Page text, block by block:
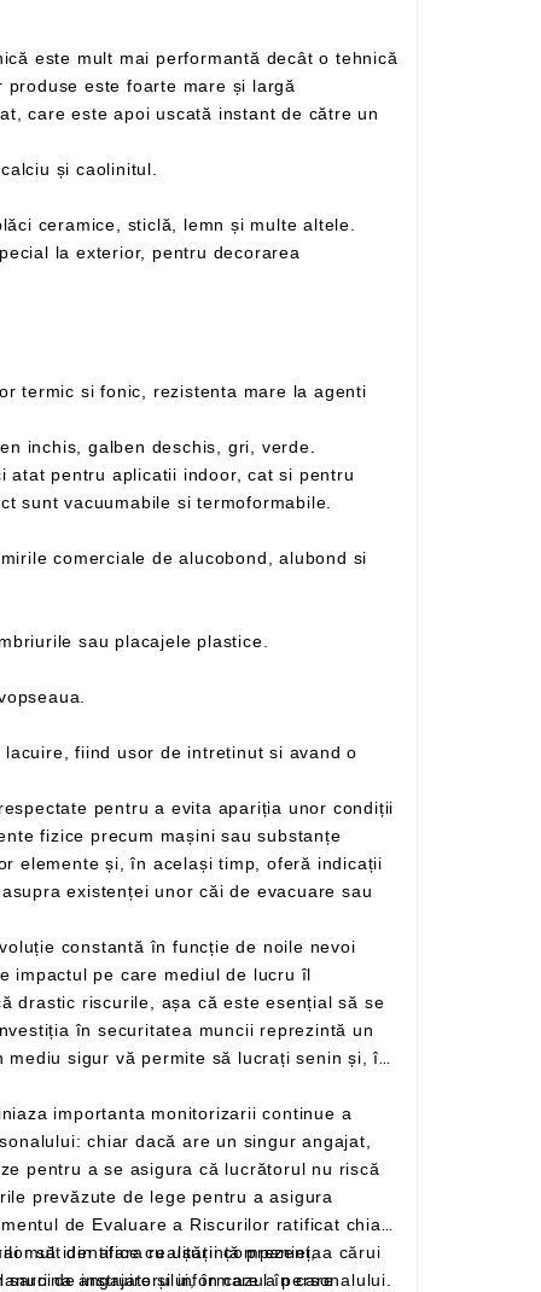
obișnuită de printare digitală. Atât calitatea sa net superioară, cât și versarilitatea sa pe imprimarea diferitelor produse este foarte mare și largă
carbonatul de calciu și caolinitul.
Se poate folosi pe o gamă largă de materiale, astfel încât se poate imprima pe plastic, metal, hârtie, carton, plăci ceramice, sticlă, lemn și multe altele.
– Gama de culori disponibile in permanenta in stoc: rosu, albastru inchis, albastru deschis, negru, galben inchis, galben deschis, gri, verde.
aplicatii outdoor, datorita proprietatii materialului de a fi un bun izolator termic si fonic. Placile din PVC compact sunt vacuumabile si termoformabile.
– Este un material cu două fete din aluminiu si un miez din polietilena ce inlocuieste cu succes tabla, lambriurile sau placajele plastice.
la locul de muncă pentru verificarea condițiilor periculoase și să prezinte planuri de instruire și informare a personalului.